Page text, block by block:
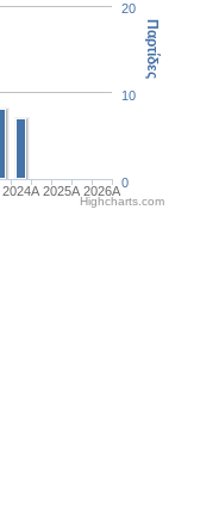
2024A 2025A 2026A
0
10
20
Παρτίδες
Highcharts.com